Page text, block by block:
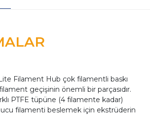
Filament Hub çok filamentli baskı
geçişinin önemli bir parçasıdır.
PTFE tüpüne (4 filamente kadar)
ucu filamenti beslemek için ekstrüderin